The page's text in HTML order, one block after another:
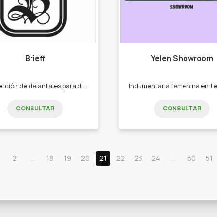
Brieff
Confección de delantales para distintos rubros ( cocinero, barbero, mecánico,mozo, entre otros) También realizamos delantales personalizados -Delantales para cocina -para barbería, -para mozos -para servicio de catering -para comerciantes en general
CONSULTAR
Yelen Showroom
CONSULTAR
2 18 19 20 21 22 23 24 50 51